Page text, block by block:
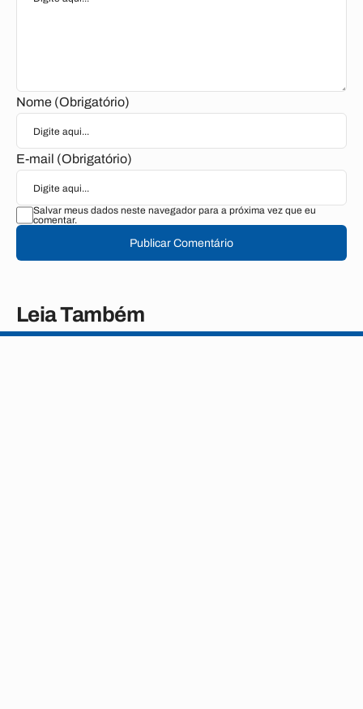
Nome (Obrigatório)
E-mail (Obrigatório)
Salvar meus dados neste navegador para a próxima vez que eu
comentar.
Publicar Comentário
Leia Também